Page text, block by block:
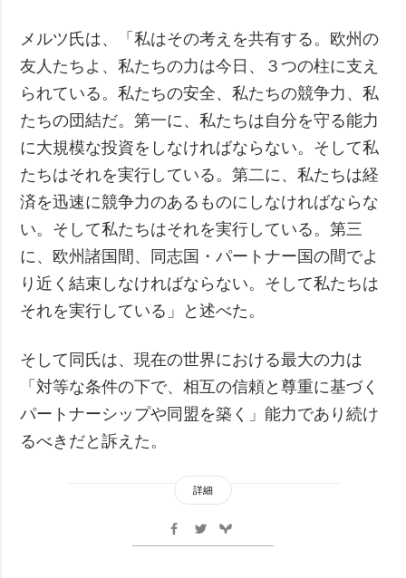
メルツ氏は、「私はその考えを共有する。欧州の
友人たちよ、私たちの力は今日、３つの柱に支え
られている。私たちの安全、私たちの競争力、私
たちの団結だ。第一に、私たちは自分を守る能力
に大規模な投資をしなければならない。そして私
たちはそれを実行している。第二に、私たちは経
済を迅速に競争力のあるものにしなければならな
い。そして私たちはそれを実行している。第三
に、欧州諸国間、同志国・パートナー国の間でよ
り近く結束しなければならない。そして私たちは
それを実行している」と述べた。
そして同氏は、現在の世界における最大の力は
「対等な条件の下で、相互の信頼と尊重に基づく
パートナーシップや同盟を築く」能力であり続け
るべきだと訴えた。
詳細